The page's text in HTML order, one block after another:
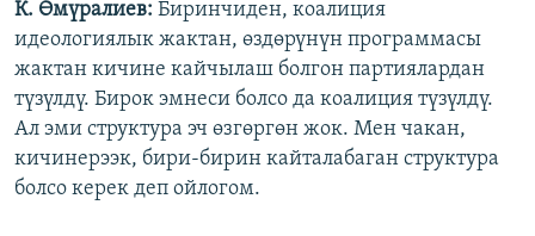
К. Өмүралиев: Биринчиден, коалиция
идеологиялык жактан, өздөрүнүн программасы
жактан кичине кайчылаш болгон партиялардан
түзүлдү. Бирок эмнеси болсо да коалиция түзүлдү.
Ал эми структура эч өзгөргөн жок. Мен чакан,
кичинерээк, бири-бирин кайталабаган структура
болсо керек деп ойлогом.